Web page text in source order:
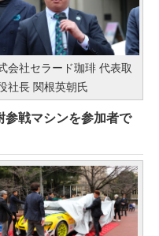
会社セラード珈琲 代表取
社長 関根英朝氏
戦マシンを参加者で